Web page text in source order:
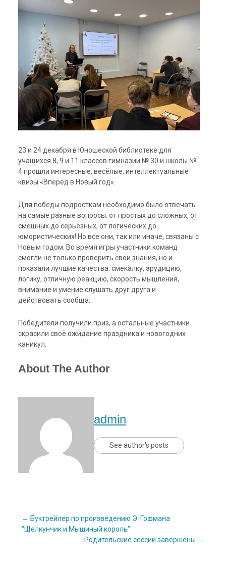
23 и 24 декабря в Юношеской библиотеке для
учащихся 8, 9 и 11 классов гимназии № 30 и школы №
4 прошли интересные, весёлые, интеллектуальные
квизы «Вперёд в Новый год».
Для победы подросткам необходимо было отвечать
на самые разные вопросы: от простых до сложных, от
смешных до серьёзных, от логических до…
юмористических! Но все они, так или иначе, связаны с
Новым годом. Во время игры участники команд
смогли не только проверить свои знания, но и
показали лучшие качества: смекалку, эрудицию,
логику, отличную реакцию, скорость мышления,
внимание и умение слушать друг друга и
действовать сообща.
Победители получили приз, а остальные участники
скрасили своё ожидание праздника и новогодних
каникул.
About The Author
admin
See author's posts
Post
← Буктрейлер по произведению Э. Гофмана
“Щелкунчик и Мышиный король”
Родительские сессии завершены →